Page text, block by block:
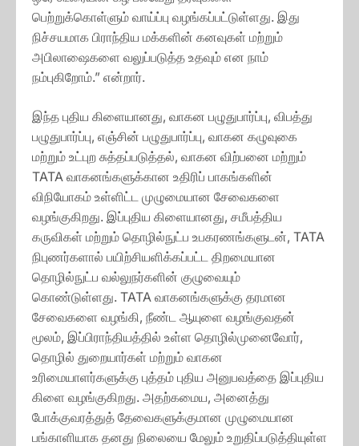
பெற்றுக்கொள்ளும் வாய்ப்பு வழங்கப்பட்டுள்ளது. இது
நிச்சயமாக பிராந்திய மக்களின் கனவுகள் மற்றும்
அபிலாஷைகளை வலுப்படுத்த உதவும் என நாம்
நம்புகிறோம்.” என்றார்.
இந்த புதிய கிளையானது, வாகன பழுதுபார்ப்பு, விபத்து
பழுதுபார்ப்பு, எஞ்சின் பழுதுபார்ப்பு, வாகன கழுவுகை
மற்றும் உட்புற சுத்தப்படுத்தல், வாகன விற்பனை மற்றும்
TATA வாகனங்களுக்கான உதிரிப் பாகங்களின்
விநியோகம் உள்ளிட்ட முழுமையான சேவைகளை
வழங்குகிறது. இப்புதிய கிளையானது, சமீபத்திய
கருவிகள் மற்றும் தொழில்நுட்ப உபகரணங்களுடன், TATA
நிபுணர்களால் பயிற்சியளிக்கப்பட்ட திறமையான
தொழில்நுட்ப வல்லுநர்களின் குழுவையும்
கொண்டுள்ளது. TATA வாகனங்களுக்கு தரமான
சேவைகளை வழங்கி, நீண்ட ஆயுளை வழங்குவதன்
மூலம், இப்பிராந்தியத்தில் உள்ள தொழில்முனைவோர்,
தொழில் துறையார்கள் மற்றும் வாகன
உரிமையாளர்களுக்கு புத்தம் புதிய அனுபவத்தை இப்புதிய
கிளை வழங்குகிறது. அதற்கமைய, அனைத்து
போக்குவரத்துத் தேவைகளுக்குமான முழுமையான
பங்காளியாக தனது நிலையை மேலும் உறுதிப்படுத்தியுள்ள